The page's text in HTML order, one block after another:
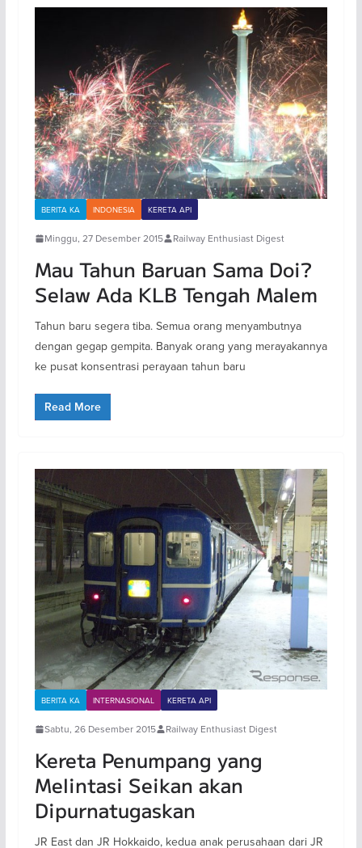
BERITA KA INDONESIA KERETA API
Minggu, 27 Desember 2015 Railway Enthusiast Digest
Mau Tahun Baruan Sama Doi?
Selaw Ada KLB Tengah Malem
Tahun baru segera tiba. Semua orang menyambutnya
dengan gegap gempita. Banyak orang yang merayakannya
ke pusat konsentrasi perayaan tahun baru
Read More
BERITA KA INTERNASIONAL KERETA API
Sabtu, 26 Desember 2015 Railway Enthusiast Digest
Kereta Penumpang yang
Melintasi Seikan akan
Dipurnatugaskan
JR East dan JR Hokkaido, kedua anak perusahaan dari JR